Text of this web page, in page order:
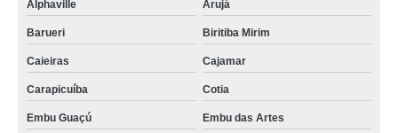
Alphaville Arujá
Barueri Biritiba Mirim
Caieiras Cajamar
Carapicuíba Cotia
Embu Guaçú Embu das Artes